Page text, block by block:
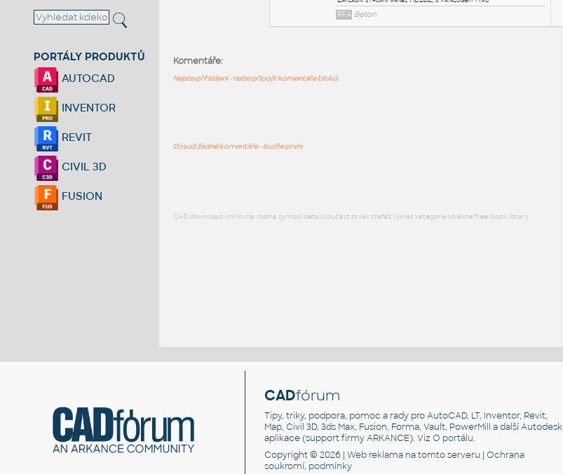
PORTÁLY PRODUKTŮ
AUTOCAD
INVENTOR
REVIT
CIVIL 3D
FUSION
Komentáře:
Nejste přihlášeni - nelze připojit komentáře bloků
Dosud žádné komentáře - buďte první
CAD download: knihovna rodina symbol detail součást prvek stafáž výkres kategorie kolekce free block library
CADfórum
Tipy, triky, podpora, pomoc a rady pro AutoCAD, LT, Inventor, Revit,
Map, Civil 3D, 3ds Max, Fusion, Forma, Vault, PowerMill a další Autodesk
aplikace (support firmy ARKANCE). VizO portálu.
Copyright © 2026 |Web reklama na tomto serveru |Ochrana
soukromí, podmínky